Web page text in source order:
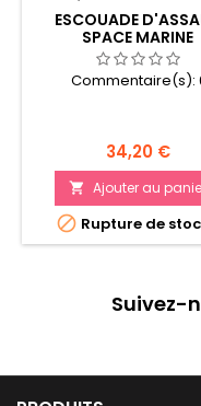
ESCOUADE
SPACE MARINE
Commentaire(s):
Prix
34,20 €
 Ajouter au
 Rupture de
Suivez-